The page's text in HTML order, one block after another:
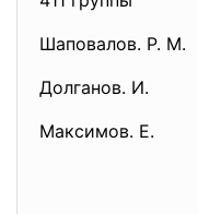
Шаповалов. Р. М.
Долганов. И.
Максимов. Е.